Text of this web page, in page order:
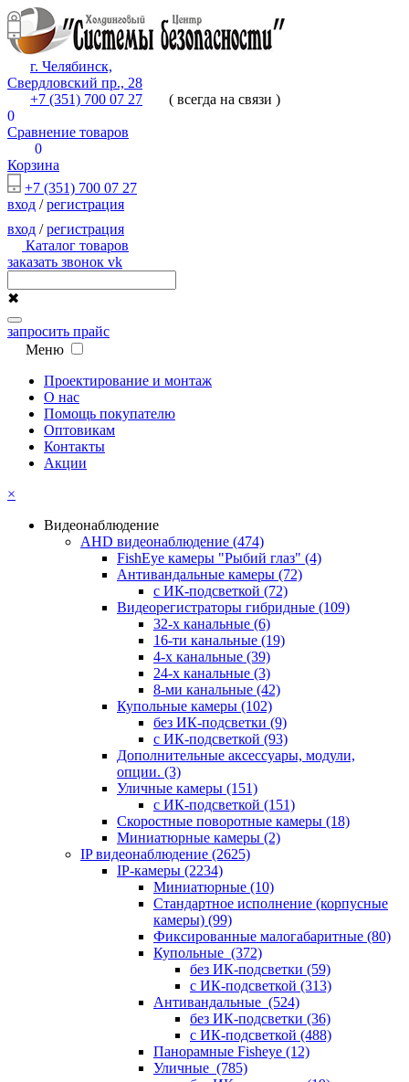
г. Челябинск,
Свердловский пр., 28
+7 (351) 700 07 27
( всегда на связи )
0
Сравнение товаров
0
Корзина
+7 (351) 700 07 27
вход /регистрация
вход /регистрация
Каталог товаров
заказать звонок vk
✖
запросить прайс
Меню
Проектирование и монтаж
О нас
Помощь покупателю
Оптовикам
Контакты
Акции
×
Видеонаблюдение
AHD видеонаблюдение (474)
FishEye камеры "Рыбий глаз" (4)
Антивандальные камеры (72)
с ИК-подсветкой (72)
Видеорегистраторы гибридные (109)
32-х канальные (6)
16-ти канальные (19)
4-х канальные (39)
24-х канальные (3)
8-ми канальные (42)
Купольные камеры (102)
без ИК-подсветки (9)
с ИК-подсветкой (93)
Дополнительные аксессуары, модули,
опции. (3)
Уличные камеры (151)
с ИК-подсветкой (151)
Скоростные поворотные камеры (18)
Миниатюрные камеры (2)
IP видеонаблюдение (2625)
IP-камеры (2234)
Миниатюрные (10)
Стандартное исполнение (корпусные
камеры) (99)
Фиксированные малогабаритные (80)
Купольные (372)
без ИК-подсветки (59)
с ИК-подсветкой (313)
Антивандальные (524)
без ИК-подсветки (36)
с ИК-подсветкой (488)
Панорамные Fisheye (12)
Уличные (785)